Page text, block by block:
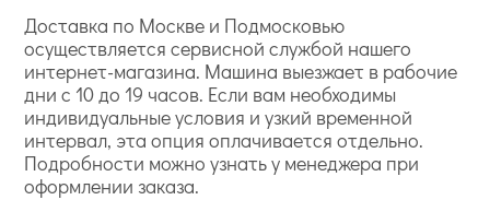
Доставка по Москве и Подмосковью
осуществляется сервисной службой нашего
интернет-магазина. Машина выезжает в рабочие
дни с 10 до 19 часов. Если вам необходимы
индивидуальные условия и узкий временной
интервал, эта опция оплачивается отдельно.
Подробности можно узнать у менеджера при
оформлении заказа.